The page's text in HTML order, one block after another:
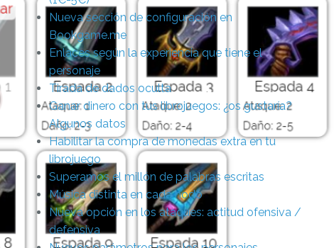
Nueva sección de configuración en
Bookgame.me
Enlaces según la experiencia que tiene el
personaje
Tirada de dados oculta
Ganar dinero con tus librojuegos: ¿os gustaría?
Algunos datos
Habilitar la compra de monedas extra en tu
librojuego
Superamos el millón de palabras escritas
Música distinta en cada nodo
Nueva opción en los ataques: actitud ofensiva /
defensiva